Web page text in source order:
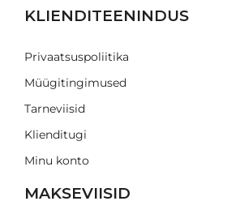
KLIENDITEENINDUS
Privaatsuspoliitika
Müügitingimused
Tarneviisid
Klienditugi
Minu konto
MAKSEVIISID